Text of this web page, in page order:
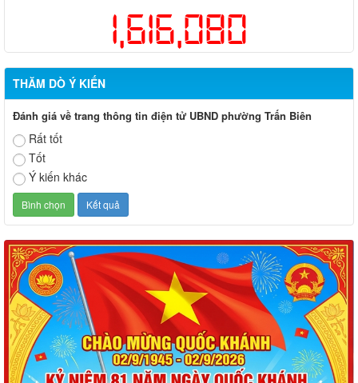
1,616,080
THĂM DÒ Ý KIẾN
Đánh giá về trang thông tin điện tử UBND phường Trấn Biên
Rất tốt
Tốt
Ý kiến khác